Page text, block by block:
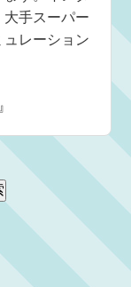
手スーパー
レーション
』